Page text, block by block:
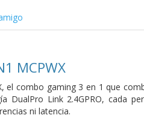
MCPWX
el combo gaming 3 en 1 que
DualPro Link 2.4GPRO, cada
ni latencia.